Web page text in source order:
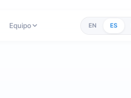
Equipo EN ES